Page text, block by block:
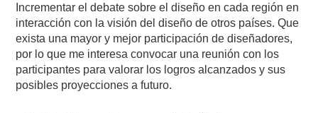
Incrementar el debate sobre el diseño en cada región en
interacción con la visión del diseño de otros países. Que
exista una mayor y mejor participación de diseñadores,
por lo que me interesa convocar una reunión con los
participantes para valorar los logros alcanzados y sus
posibles proyecciones a futuro.